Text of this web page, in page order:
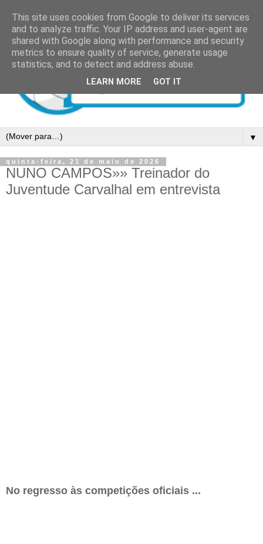
▼
quinta-feira, 21 de maio de 2026
NUNO CAMPOS»» Treinador do
Juventude Carvalhal em entrevista
No regresso às competições oficiais ...
This site uses cookies from Google to deliver its services
and to analyze traffic. Your IP address and user-agent are
shared with Google along with performance and security
metrics to ensure quality of service, generate usage
statistics, and to detect and address abuse.
LEARN MORE GOT IT